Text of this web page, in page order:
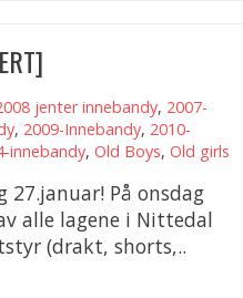
jenter innebandy, 2007-
, 2009-Innebandy, 2010-
innebandy, Old Boys, Old girls
27.januar! På onsdag
alle lagene i Nittedal
(drakt, shorts,..